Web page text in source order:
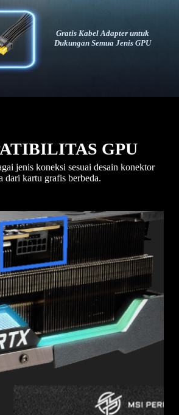
Gratis Kabel Adapter untuk
Dukungan Semua Jenis GPU
GPU
jenis koneksi sesuai desain konektor
dari kartu grafis berbeda.
1